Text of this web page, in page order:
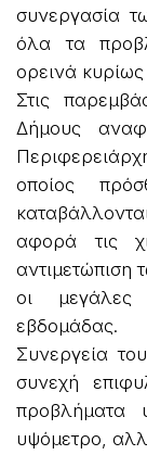
συνεργασία
όλα τα
ορεινά
Στις
Δήμους
οποίος
αφορά τις
οι μεγάλες
εβδομάδας.
Συνεργεία
συνεχή
προβλήματα
υψόμετρο,